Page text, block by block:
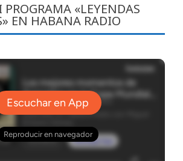
PROGRAMA «LEYENDAS
EN HABANA RADIO